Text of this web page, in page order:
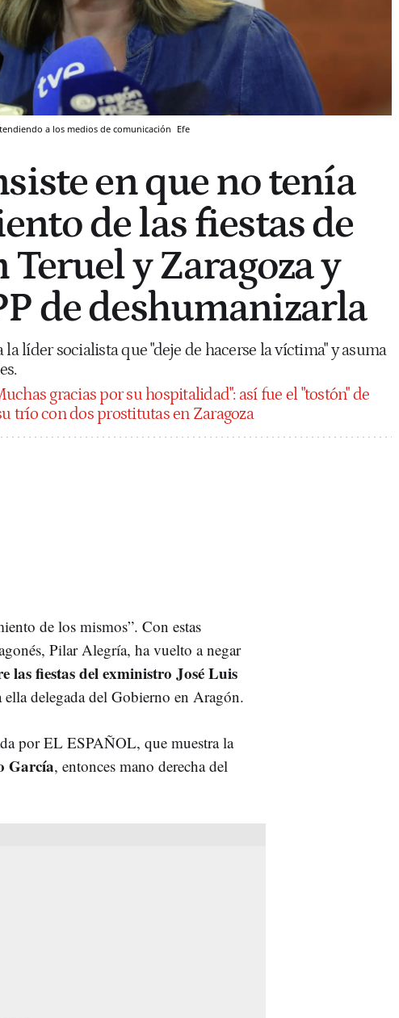
a los medios de comunicación Efe
en que no tenía
de las fiestas de
Teruel y Zaragoza y
de deshumanizarla
la líder socialista que "deje de hacerse la víctima" y asuma
gracias por su hospitalidad": así fue el "tostón" de
trío con dos prostitutas en Zaragoza
de los mismos”. Con estas
Pilar Alegría, ha vuelto a negar
las fiestas del exministro José Luis
delegada del Gobierno en Aragón.
por EL ESPAÑOL, que muestra la
García, entonces mano derecha del